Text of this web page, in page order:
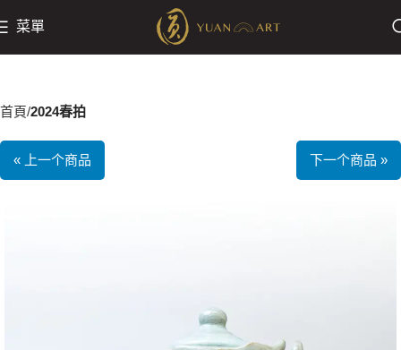
菜單
首頁 2024春拍
« 上一个商品 下一个商品 »